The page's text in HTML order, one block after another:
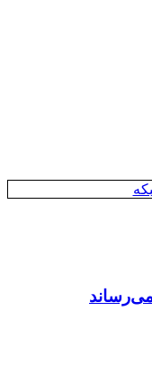
می‌رساند